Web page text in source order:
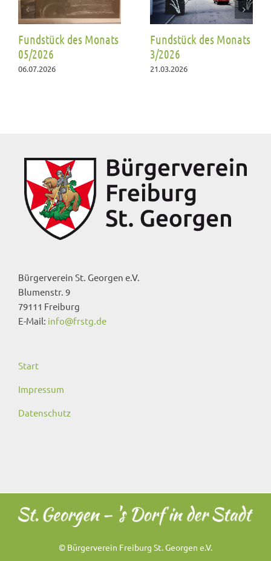
Fundstück des Monats
05/2026
06.07.2026
Fundstück des Monats
3/2026
21.03.2026
Bürgerverein St. Georgen e.V.
Blumenstr. 9
79111 Freiburg
E-Mail: info@frstg.de
Start
Impressum
Datenschutz
© Bürgerverein Freiburg St. Georgen e.V.